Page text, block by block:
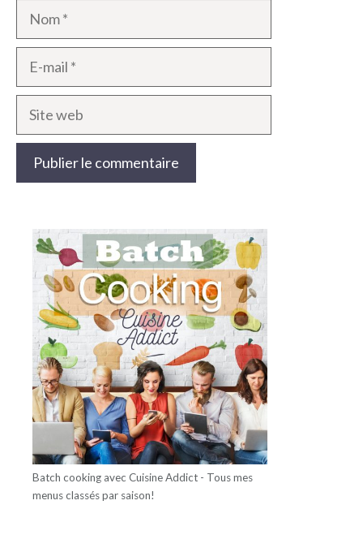
Nom
mail
Site
web
Batch cooking avec Cuisine Addict - Tous mes
menus classés par saison!